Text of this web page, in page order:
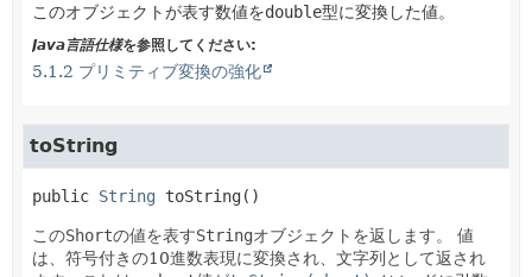
このオブジェクトが表す数値をdouble型に変換した値。
Java言語仕様を参照してください:
5.1.2 プリミティブ変換の強化
toString
public String toString()
このShortの値を表すStringオブジェクトを返します。
値
は、符号付きの10進数表現に変換され、文字列として返され